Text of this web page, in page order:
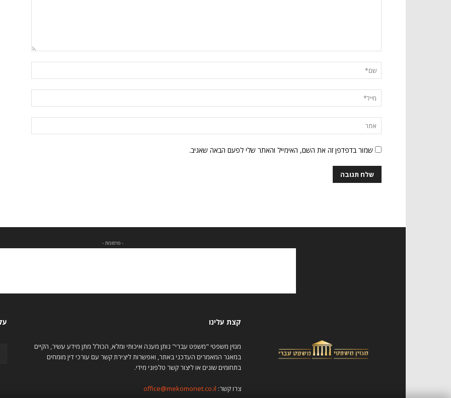
שמור בדפדפן זה את השם, האימייל והאתר שלי לפעם הבאה שאגיב.
- פרסומת -
קצת עלינו
מגזין משפטי "משפט עברי" נותן מענה איכותי ומלא, הכולל מתן מידע עשיר, הקיים
במאגר המאמרים העדכני באתר, ואפשרות ליצירת קשר עם עורכי דין מומחים
בתחומים שונים או ליצור קשר טלפוני מידי.
צרו קשר: office@mekomonet.co.il